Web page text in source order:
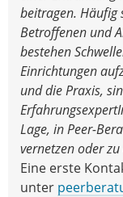
beitragen. Häufig
Betroffenen und
bestehen
Einrichtungen
und die Praxis,
Lage, in Peer-
vernetzen oder
Eine erste
unter